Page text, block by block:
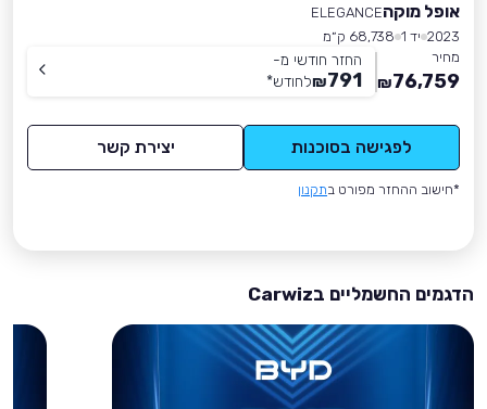
אופל מוקהELEGANCE
2023 יד 1
68,738 ק״מ
מחיר
76,759
₪
החזר חודשי מ-
791
₪לחודש*
לפגישה בסוכנות יצירת קשר
*חישוב ההחזר מפורט בתקנון
הדגמים החשמליים בCarwiz